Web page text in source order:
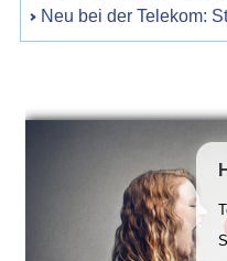
Neu bei der Telekom: